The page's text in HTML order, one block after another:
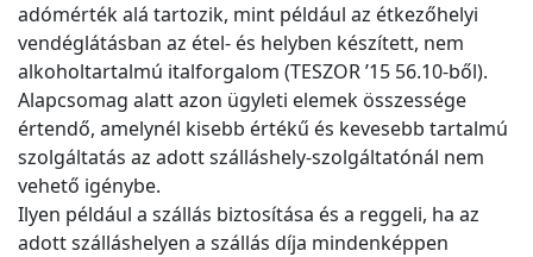
adómérték alá tartozik, mint például az étkezőhelyi
vendéglátásban az étel- és helyben készített, nem
alkoholtartalmú italforgalom (TESZOR ’15 56.10-ből).
Alapcsomag alatt azon ügyleti elemek összessége
értendő, amelynél kisebb értékű és kevesebb tartalmú
szolgáltatás az adott szálláshely-szolgáltatónál nem
vehető igénybe.
Ilyen például a szállás biztosítása és a reggeli, ha az
adott szálláshelyen a szállás díja mindenképpen